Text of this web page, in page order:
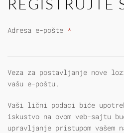
REGISTRUJTE
Adresa e-pošte *Obavezno
Veza za postavljanje nove
vašu e-poštu.
Vaši lični podaci biće
iskustvo na ovom veb-sajtu
upravljanje pristupom vašem